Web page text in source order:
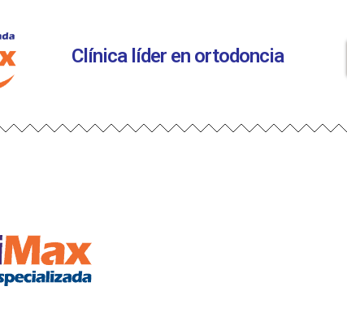
Clínica líder en ortodoncia